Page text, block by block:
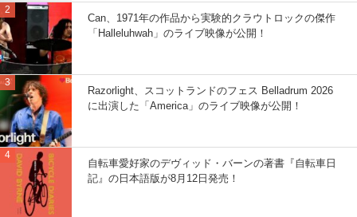
Can、1971年の作品から実験的クラウトロックの傑作
「Halleluhwah」のライブ映像が公開！
Razorlight、スコットランドのフェス Belladrum 2026
に出演した「America」のライブ映像が公開！
自転車愛好家のデヴィッド・バーンの著書『自転車日
記』の日本語版が8月12日発売！